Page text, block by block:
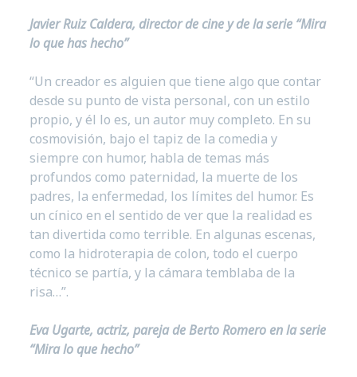
Javier Ruiz Caldera, director de cine y de la serie “Mira
lo que has hecho”
“Un creador es alguien que tiene algo que contar
desde su punto de vista personal, con un estilo
propio, y él lo es, un autor muy completo. En su
cosmovisión, bajo el tapiz de la comedia y
siempre con humor, habla de temas más
profundos como paternidad, la muerte de los
padres, la enfermedad, los límites del humor. Es
un cínico en el sentido de ver que la realidad es
tan divertida como terrible. En algunas escenas,
como la hidroterapia de colon, todo el cuerpo
técnico se partía, y la cámara temblaba de la
risa…”.
Eva Ugarte, actriz, pareja de Berto Romero en la serie
“Mira lo que hecho”